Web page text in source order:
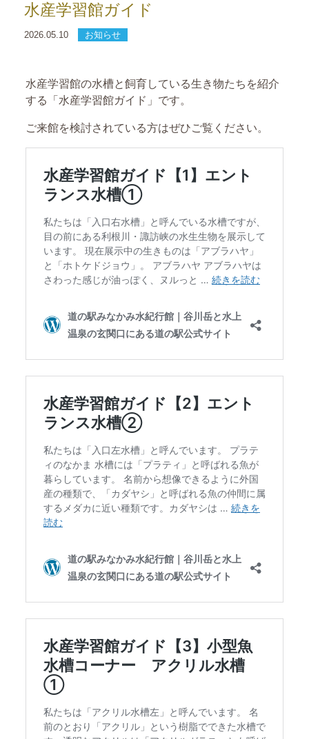
水産学習館ガイド
2026.05.10 お知らせ
水産学習館の水槽と飼育している生き物たちを紹介
する「水産学習館ガイド」です。
ご来館を検討されている方はぜひご覧ください。